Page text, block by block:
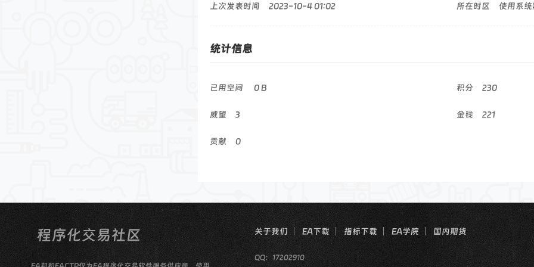
上次发表时间 2023-10-4 01:02 所在时区 使用系
统计信息
已用空间 0 B 积分 230
威望 3 金钱 221
贡献 0
关于我们 EA下载 指标下载 EA学院 国内期货
QQ：17202910